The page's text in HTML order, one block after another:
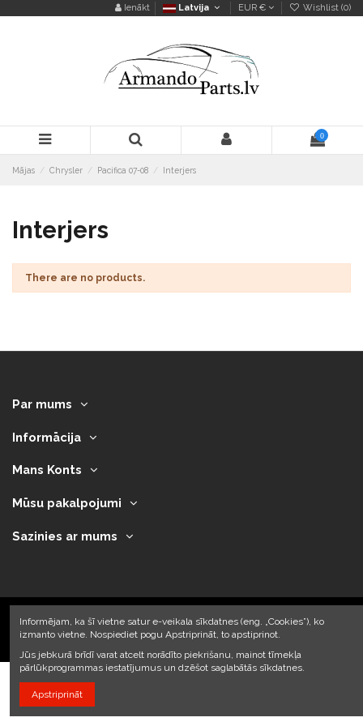
Ienākt Latvija EUR € Wishlist (0)
0
Mājas Chrysler Pacifica 07-08 Interjers
Interjers
There are no products.
Par mums
Informācija
Mans Konts
Mūsu pakalpojumi
Sazinies ar mums
2023 © Armando Auto SIA
Informējam, ka šī vietne satur e-veikala sīkdatnes (eng. „Cookies”), ko
izmanto vietne. Nospiediet pogu Apstriprināt, to apstiprinot.
Jūs jebkurā brīdī varat atcelt norādīto piekrišanu, mainot tīmekļa
pārlūkprogrammas iestatījumus un dzēšot saglabātās sīkdatnes.
Apstriprināt